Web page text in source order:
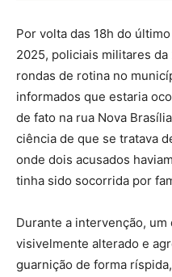
Por volta das 18h do
2025, policiais militares da
rondas de rotina no
informados que estaria
de fato na rua Nova
ciência de que se tratava
onde dois acusados
tinha sido socorrida por
Durante a intervenção,
visivelmente alterado e
guarnição de forma